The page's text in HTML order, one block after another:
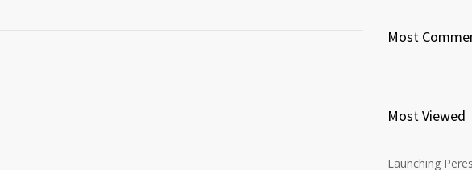
Most
Most Viewed
Launching